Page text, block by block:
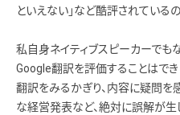
といえない」など酷評されている
私自身ネイティブスピーカーで
Google翻訳を評価することはで
翻訳をみるかぎり、内容に疑問を
な経営発表など、絶対に誤解が